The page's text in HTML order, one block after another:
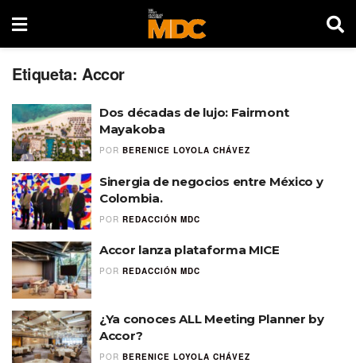
Etiqueta: Accor
Dos décadas de lujo: Fairmont
Mayakoba
POR BERENICE LOYOLA CHÁVEZ
Sinergia de negocios entre México y
Colombia.
POR REDACCIÓN MDC
Accor lanza plataforma MICE
POR REDACCIÓN MDC
¿Ya conoces ALL Meeting Planner by
Accor?
POR BERENICE LOYOLA CHÁVEZ